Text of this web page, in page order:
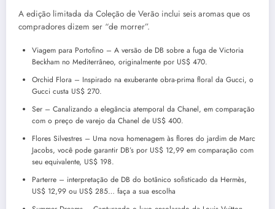
A edição limitada da Coleção de Verão inclui seis aromas que os
compradores dizem ser “de morrer”.
Viagem para Portofino – A versão de DB sobre a fuga de Victoria
Beckham no Mediterrâneo, originalmente por US$ 470.
Orchid Flora – Inspirado na exuberante obra-prima floral da Gucci, o
Gucci custa US$ 270.
Ser – Canalizando a elegância atemporal da Chanel, em comparação
com o preço de varejo da Chanel de US$ 400.
Flores Silvestres – Uma nova homenagem às flores do jardim de Marc
Jacobs, você pode garantir DB’s por US$ 12,99 em comparação com
seu equivalente, US$ 198.
Parterre – interpretação de DB do botânico sofisticado da Hermès,
US$ 12,99 ou US$ 285… faça a sua escolha